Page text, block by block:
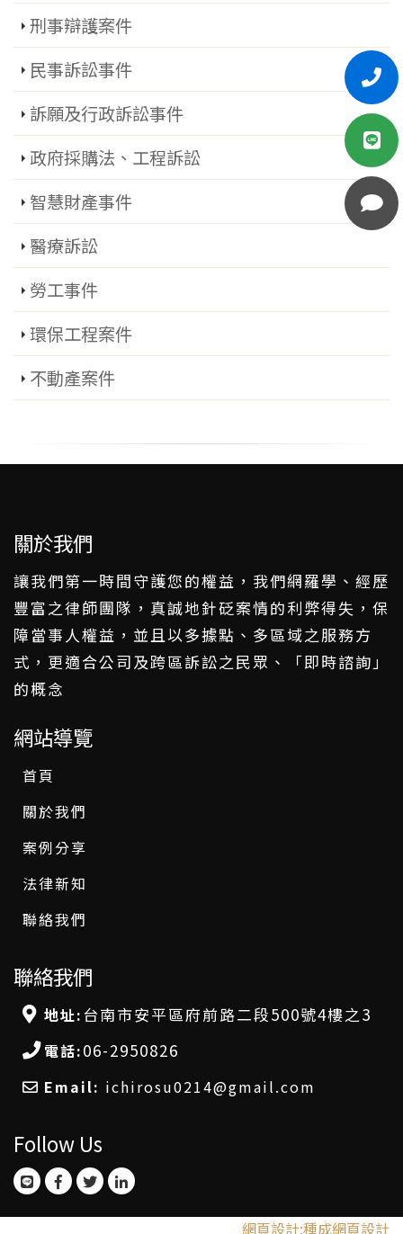
刑事辯護案件
民事訴訟事件
訴願及行政訴訟事件
政府採購法、工程訴訟
智慧財產事件
醫療訴訟
勞工事件
環保工程案件
不動產案件
關於我們
讓我們第一時間守護您的權益，我們網羅學、經歷
豐富之律師團隊，真誠地針砭案情的利弊得失，保
障當事人權益，並且以多據點、多區域之服務方
式，更適合公司及跨區訴訟之民眾、「即時諮詢」
的概念
網站導覽
首頁
關於我們
案例分享
法律新知
聯絡我們
聯絡我們
地址: 台南市安平區府前路二段500號4樓之3
電話:06-2950826
Email: ichirosu0214@gmail.com
Follow Us
網頁設計:種成網頁設計